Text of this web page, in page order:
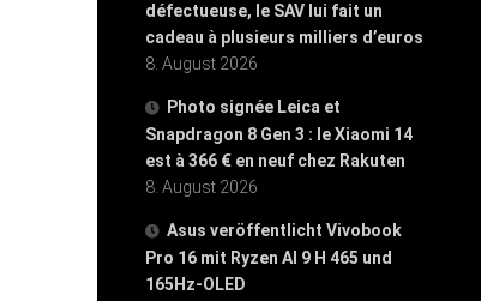
défectueuse, le SAV lui fait un
cadeau à plusieurs milliers d’euros
8. August 2026
Photo signée Leica et
Snapdragon 8 Gen 3 : le Xiaomi 14
est à 366 € en neuf chez Rakuten
8. August 2026
Asus veröffentlicht Vivobook
Pro 16 mit Ryzen AI 9 H 465 und
165Hz-OLED